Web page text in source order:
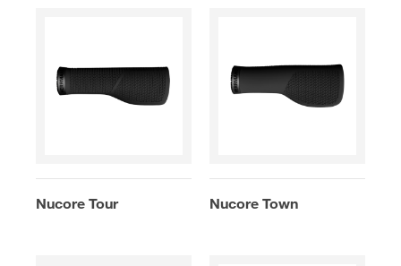
Nucore Tour Nucore Town